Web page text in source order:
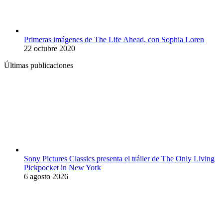
Primeras imágenes de The Life Ahead, con Sophia Loren
22 octubre 2020
Últimas publicaciones
Sony Pictures Classics presenta el tráiler de The Only Living
Pickpocket in New York
6 agosto 2026